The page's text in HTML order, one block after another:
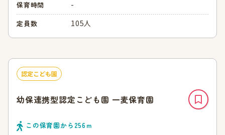
保育時間 -
定員数 105人
認定こども園
幼保連携型認定こども園 一麦保育園
この保育園から 256ｍ